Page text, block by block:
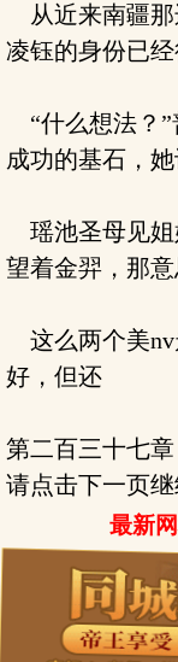
从近来南疆那
凌钰的身份已经
“什么想法？”
成功的基石，
瑶池圣母见姐
望着金羿，那意
这么两个美nv
好，但还
第二百三十七
请点击下一页继
最新